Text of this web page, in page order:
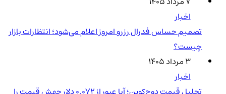
اخبار
تصمیم حساس فدرال رزرو امروز اعلام می‌شود؛ انتظارات بازار
چیست؟
۳ مرداد ۱۴۰۵
اخبار